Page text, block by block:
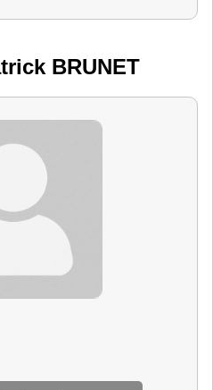
BRUNET